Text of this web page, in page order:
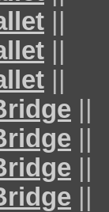
||
||
||
||
||
||
||